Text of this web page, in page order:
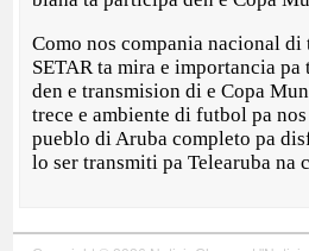
Como nos compania nacional
SETAR ta mira e importancia
den e transmision di e Copa
trece e ambiente di futbol pa
pueblo di Aruba completo pa
lo ser transmiti pa Telearuba na